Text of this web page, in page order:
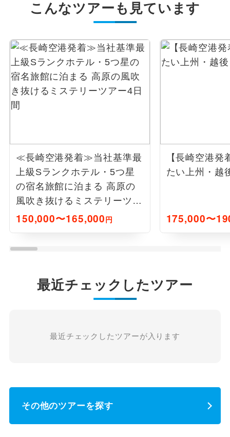
こんなツアーも見ています
≪長崎空港発着≫当社基準最
上級Sランクホテル・5つ星
の宿名旅館に泊まる 高原の
風吹き抜けるミステリーツア
ー4日間
150,000〜165,000円
【長崎空港発
たい上州・越
175,000〜
最近チェックしたツアー
最近チェックしたツアーが入ります
その他のツアーを探す